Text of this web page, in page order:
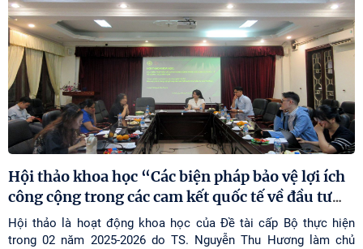
Hội thảo khoa học “Các biện pháp bảo vệ lợi ích
công cộng trong các cam kết quốc tế về đầu tư…
Hội thảo là hoạt động khoa học của Đề tài cấp Bộ thực hiện
trong 02 năm 2025-2026 do TS. Nguyễn Thu Hương làm chủ